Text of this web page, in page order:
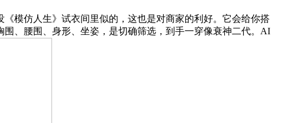
模仿人生》试衣间里似的，这也是对商家的利好。它会给你搭
、腰围、身形、坐姿，是切确筛选，到手一穿像衰神二代。AI